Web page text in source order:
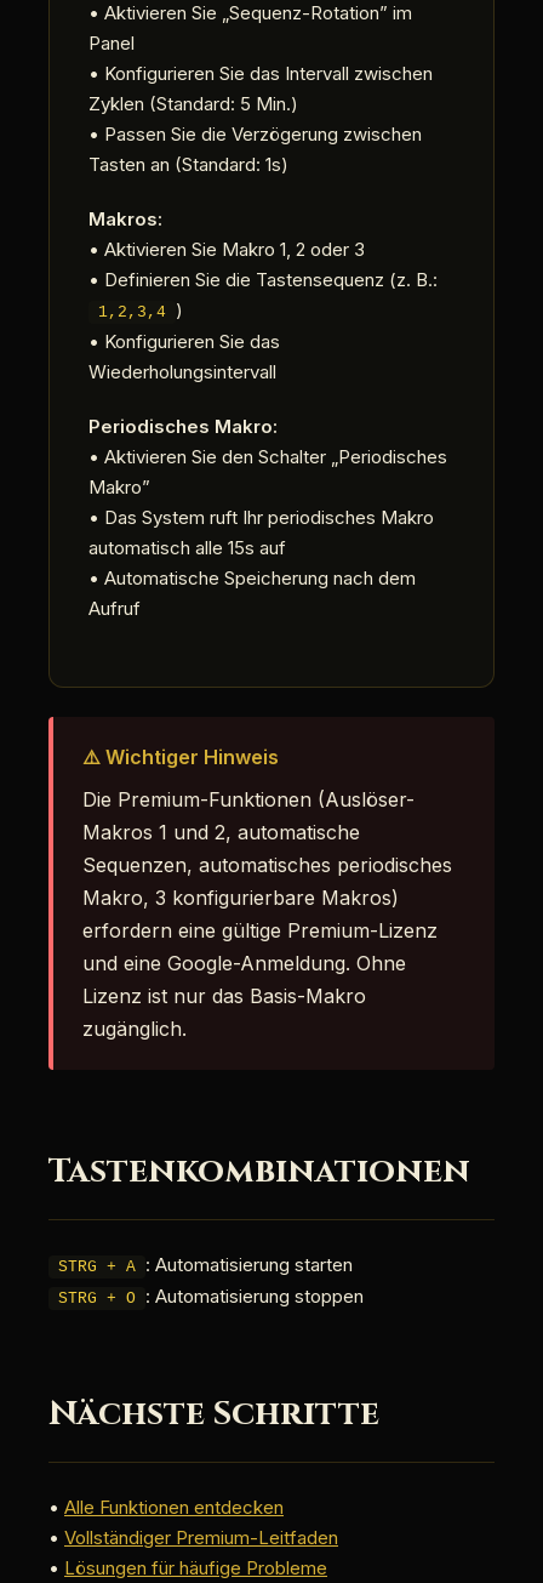
• Aktivieren Sie „Sequenz-Rotation” im
Panel
• Konfigurieren Sie das Intervall zwischen
Zyklen (Standard: 5 Min.)
• Passen Sie die Verzögerung zwischen
Tasten an (Standard: 1s)
Makros:
• Aktivieren Sie Makro 1, 2 oder 3
• Definieren Sie die Tastensequenz (z. B.:
1,2,3,4 )
• Konfigurieren Sie das
Wiederholungsintervall
Periodisches Makro:
• Aktivieren Sie den Schalter „Periodisches
Makro”
• Das System ruft Ihr periodisches Makro
automatisch alle 15s auf
• Automatische Speicherung nach dem
Aufruf
⚠️ Wichtiger Hinweis
Die Premium-Funktionen (Auslöser-
Makros 1 und 2, automatische
Sequenzen, automatisches periodisches
Makro, 3 konfigurierbare Makros)
erfordern eine gültige Premium-Lizenz
und eine Google-Anmeldung. Ohne
Lizenz ist nur das Basis-Makro
zugänglich.
Tastenkombinationen
STRG + A : Automatisierung starten
STRG + O : Automatisierung stoppen
Nächste Schritte
• Alle Funktionen entdecken
• Vollständiger Premium-Leitfaden
• Lösungen für häufige Probleme